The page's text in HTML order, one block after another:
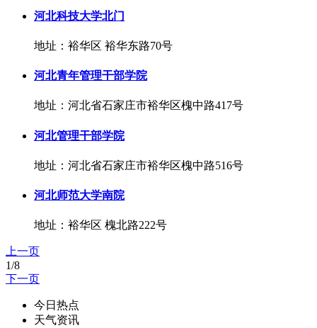
河北科技大学北门
地址：裕华区 裕华东路70号
河北青年管理干部学院
地址：河北省石家庄市裕华区槐中路417号
河北管理干部学院
地址：河北省石家庄市裕华区槐中路516号
河北师范大学南院
地址：裕华区 槐北路222号
上一页
1/8
下一页
今日热点
天气资讯